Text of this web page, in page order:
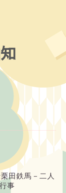
田鉄馬－二人
事